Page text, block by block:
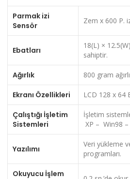
Parmak izi
Sensör
Zem x 600 P.
Ebatları
18(L) ×
sahiptir.
Ağırlık 800 gram
Ekranı Özellikleri LCD 128 x 64
Çalıştığı İşletim
Sistemleri
İşletim
XP – Win98 –
Yazılımı
Veri yükleme
programları.
Okuyucu İşlem